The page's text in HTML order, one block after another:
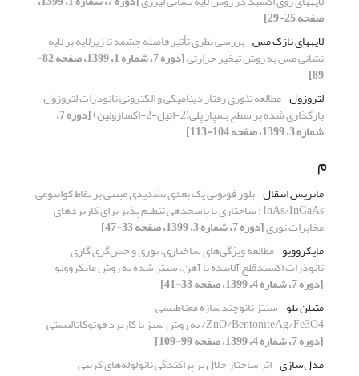
صفحه 25-29]
لایههای نازک مس بررسی نظری تأثیر فاصله چشمه تا زیرلایه بر لایه
نشانی مس به روش تبخیر حرارتی [دوره 7، شماره 1، 1399، صفحه 82-
89]
لتروزول مطالعه تئوری رفتار دینامیکی و الکترونی نانوذرات لتروزول
بارگذاری شده بر سطح بسپار پلی(2-اتیل-2-اکسازولین) [دوره 7،
شماره 3، 1399، صفحه 104-113]
م
ماتریس انتقال بلور فوتونی یک بعدی تشدیدی مبتنی بر نقاط کوانتومی
InAs/InGaAs : ساختاری با پاسخدهی تنظیم پذیر برای کاربردهای
مخابرات نوری[دوره 7، شماره 3، 1399، صفحه 33-47]
مایکروویو مطالعه ویژگی‌های ساختاری، نوری و حس‌گری گازی
نانوذرات اکسیدقلع آلاییده با آهن، سنتز شده به روش مایکروویو
[دوره 7، شماره 4، 1399، صفحه 33-41]
متیلن بلو سنتز نانوچندسازه مغناطیسی
ZnO/BentoniteAg/Fe3O4/ به روش سبز با کاربرد فوتوکاتالیستی
[دوره 7، شماره 4، 1399، صفحه 99-109]
مدل‌سازی اثر ساختار حلال بر پراکندگی نانولوله‌های کربنی